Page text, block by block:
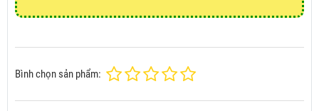
Bình chọn sản phẩm: